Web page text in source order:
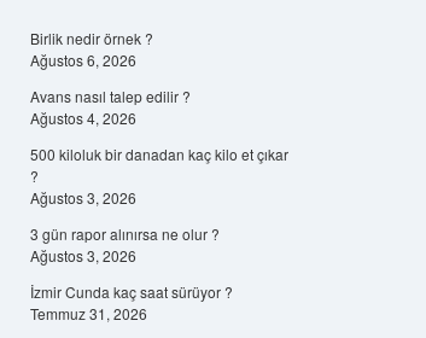
Birlik nedir örnek ?
Ağustos 6, 2026
Avans nasıl talep edilir ?
Ağustos 4, 2026
500 kiloluk bir danadan kaç kilo et çıkar
?
Ağustos 3, 2026
3 gün rapor alınırsa ne olur ?
Ağustos 3, 2026
İzmir Cunda kaç saat sürüyor ?
Temmuz 31, 2026